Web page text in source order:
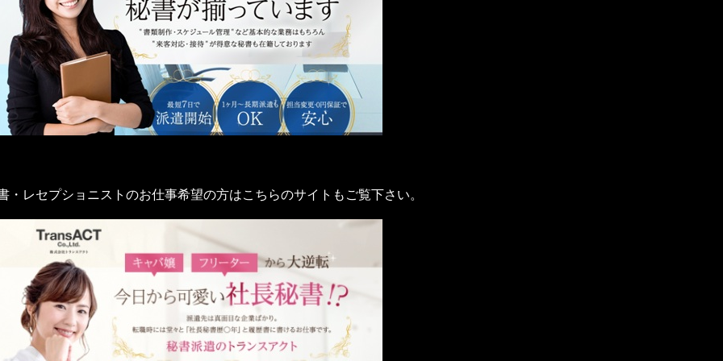
レセプショニストのお仕事希望の方はこちらのサイトもご覧下さい。